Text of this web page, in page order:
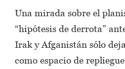
Una mirada sobre el
“hipótesis de derrota”
Irak y Afganistán sólo
como espacio de